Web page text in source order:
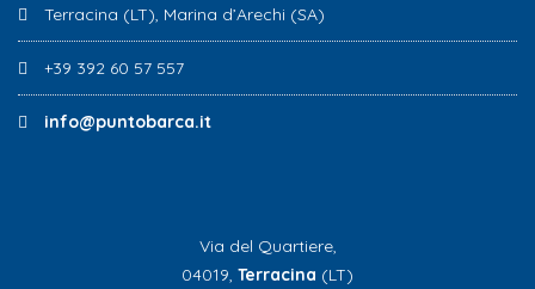
Terracina (LT), Marina d’Arechi (SA)
+39 392 60 57 557
info@puntobarca.it
Via del Quartiere,
04019, Terracina (LT)